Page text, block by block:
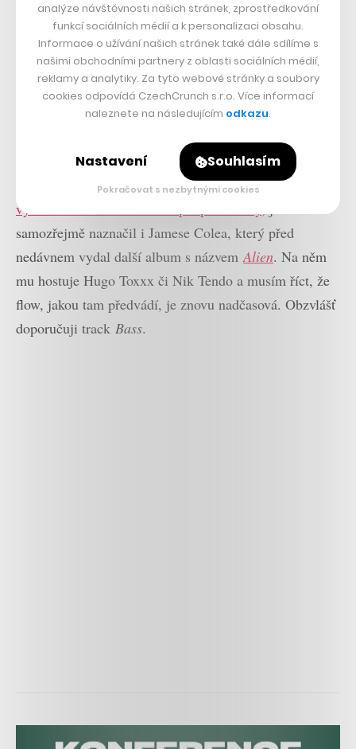
Spotify, Apple Music a YouTube nás denně zásobují
novou hudbou, ale že by všechno stálo za váš poslech,
se rozhodně říct nedá. Mrkněte proto na vybrané
releasy uplynulých dní, které můžu doporučit z vlastní
ušní zkušenosti.
Alien – James Cole
Tím, že jsem se v minulém vydání CC Streetsvěnoval
výhradně začátkům české hiphopové scény
samozřejmě naznačil i Jamese Colea, který před
nedávnem vydal další album s názvemAlien. Na něm
mu hostuje Hugo Toxxx či Nik Tendo a musím říct, že
flow, jakou tam předvádí, je znovu nadčasová. Obzvlášť
doporučuji track Bass.
analýze návštěvnosti našich stránek, zprostředkování
funkcí sociálních médií a k personalizaci obsahu.
Informace o užívání našich stránek také dále sdílíme s
našimi obchodními partnery z oblasti sociálních médií,
reklamy a analytiky. Za tyto webové stránky a soubory
cookies odpovídá CzechCrunch s.r.o. Více informací
naleznete na následujícím odkazu.
Nastavení Souhlasím
Pokračovat s nezbytnými cookies